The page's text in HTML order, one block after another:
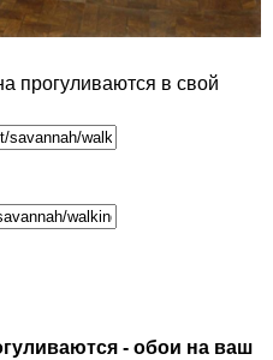
прогуливаются в свой
- обои на ваш